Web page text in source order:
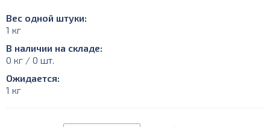
Вес одной штуки:
1 кг
В наличии на складе:
0 кг / 0 шт.
Ожидается:
1 кг